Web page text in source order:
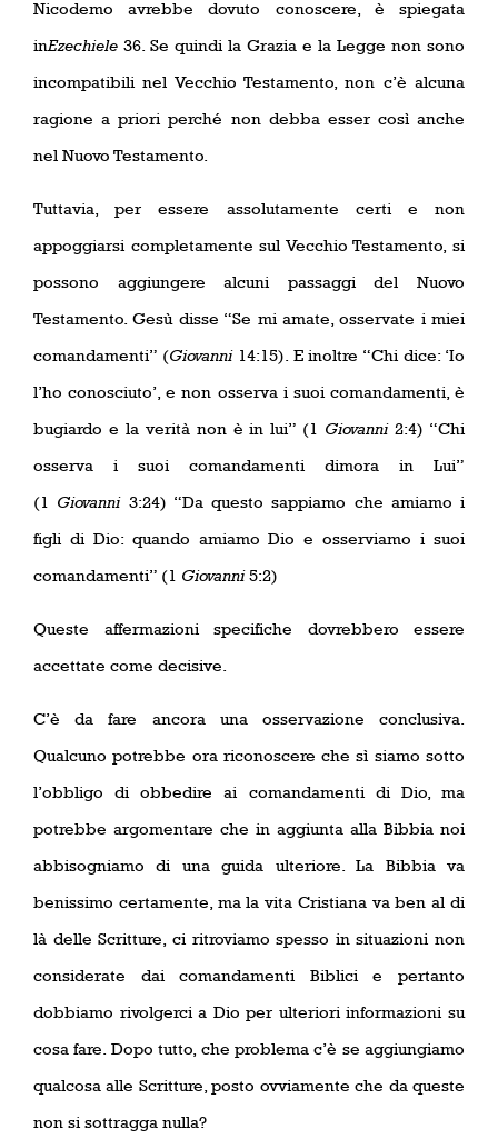
Nicodemo avrebbe dovuto conoscere, è spiegata
inEzechiele 36. Se quindi la Grazia e la Legge non sono
incompatibili nel Vecchio Testamento, non c’è alcuna
ragione a priori perché non debba esser così anche
nel Nuovo Testamento.
Tuttavia, per essere assolutamente certi e non
appoggiarsi completamente sul Vecchio Testamento, si
possono aggiungere alcuni passaggi del Nuovo
Testamento. Gesù disse “Se mi amate, osservate i miei
comandamenti” (Giovanni14:15). E inoltre “Chi dice: ‘Io
l’ho conosciuto’, e non osserva i suoi comandamenti, è
bugiardo e la verità non è in lui” (1 Giovanni2:4) “Chi
osserva i suoi comandamenti dimora in Lui”
(1 Giovanni3:24) “Da questo sappiamo che amiamo i
figli di Dio: quando amiamo Dio e osserviamo i suoi
comandamenti” (1 Giovanni5:2)
Queste affermazioni specifiche dovrebbero essere
accettate come decisive.
C’è da fare ancora una osservazione conclusiva.
Qualcuno potrebbe ora riconoscere che sì siamo sotto
l’obbligo di obbedire ai comandamenti di Dio, ma
potrebbe argomentare che in aggiunta alla Bibbia noi
abbisogniamo di una guida ulteriore. La Bibbia va
benissimo certamente, ma la vita Cristiana va ben al di
là delle Scritture, ci ritroviamo spesso in situazioni non
considerate dai comandamenti Biblici e pertanto
dobbiamo rivolgerci a Dio per ulteriori informazioni su
cosa fare. Dopo tutto, che problema c’è se aggiungiamo
qualcosa alle Scritture, posto ovviamente che da queste
non si sottragga nulla?